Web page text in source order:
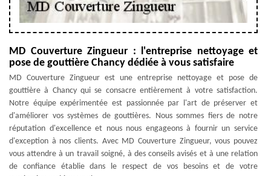
MD Couverture Zingueur : l'entreprise nettoyage et
pose de gouttière Chancy dédiée à vous satisfaire
MD Couverture Zingueur est une entreprise nettoyage et pose de
gouttière à Chancy qui se consacre entièrement à votre satisfaction.
Notre équipe expérimentée est passionnée par l'art de préserver et
d'améliorer vos systèmes de gouttières. Nous sommes fiers de notre
réputation d'excellence et nous nous engageons à fournir un service
d'exception à nos clients. Avec MD Couverture Zingueur, vous pouvez
vous attendre à un travail soigné, à des conseils avisés et à une relation
de confiance établie dans le respect de vos besoins et de votre